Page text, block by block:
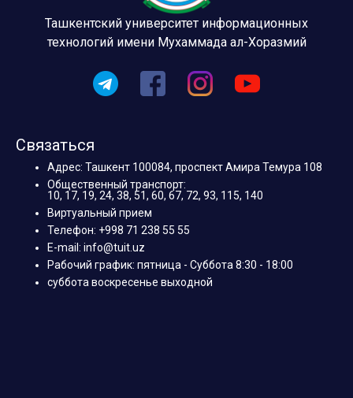
Ташкентский университет информационных
технологий имени Мухаммада ал-Хоразмий
Связаться
Адрес: Ташкент 100084, проспект Амира Темура 108
Общественный транспорт:
10, 17, 19, 24, 38, 51, 60, 67, 72, 93, 115, 140
Виртуальный прием
Телефон: +998 71 238 55 55
E-mail: info@tuit.uz
Рабочий график: пятница - Суббота 8:30 - 18:00
суббота воскресенье выходной